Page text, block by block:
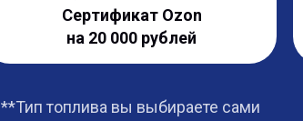
**Тип топлива вы выбираете сами
Сертификат Ozon
на 20 000 рублей